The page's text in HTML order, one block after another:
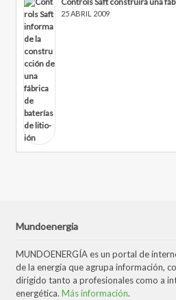
25 ABRIL 2009
Mundoenergia
MUNDOENERGÍA es un portal de
de la energía que agrupa información,
dirigido tanto a profesionales como a
energética. Más información.